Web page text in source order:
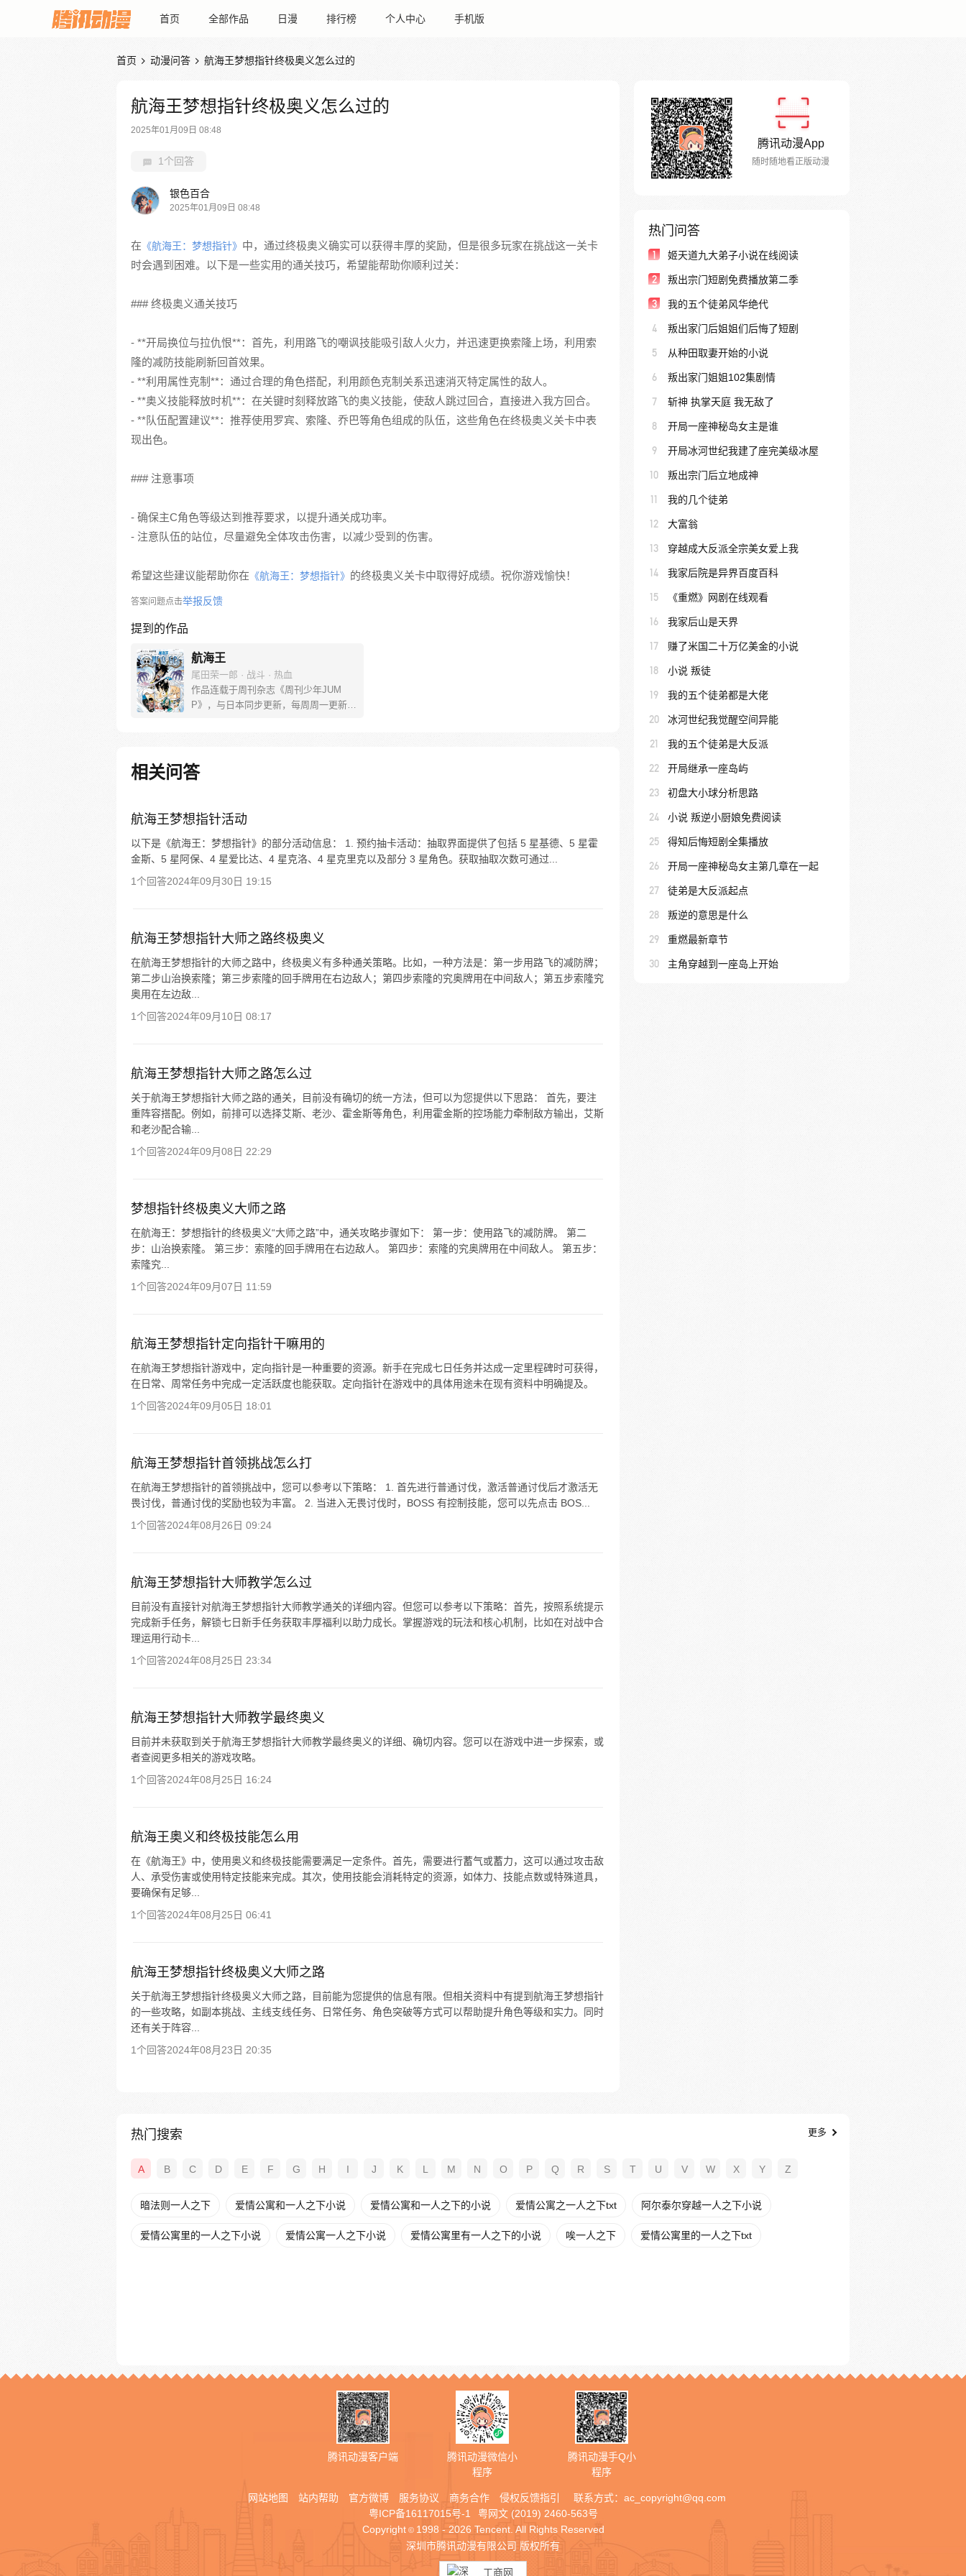
首页 全部作品 日漫 排行榜 个人中心 手机版
首页  动漫问答  航海王梦想指针终极奥义怎么过的
航海王梦想指针终极奥义怎么过的
2025年01月09日 08:48
1个回答
银色百合
2025年01月09日 08:48
在 《航海王：梦想指针》 中，通过终极奥义确实可以获得丰厚的奖励，但是很多玩家在挑战这一关卡
时会遇到困难。以下是一些实用的通关技巧，希望能帮助你顺利过关：
### 终极奥义通关技巧
- **开局换位与拉仇恨**：首先，利用路飞的嘲讽技能吸引敌人火力，并迅速更换索隆上场，利用索
隆的减防技能刷新回首效果。
- **利用属性克制**：通过合理的角色搭配，利用颜色克制关系迅速消灭特定属性的敌人。
- **奥义技能释放时机**：在关键时刻释放路飞的奥义技能，使敌人跳过回合，直接进入我方回合。
- **队伍配置建议**：推荐使用罗宾、索隆、乔巴等角色组成的队伍，这些角色在终极奥义关卡中表
现出色。
### 注意事项
- 确保主C角色等级达到推荐要求，以提升通关成功率。
- 注意队伍的站位，尽量避免全体攻击伤害，以减少受到的伤害。
希望这些建议能帮助你在 《航海王：梦想指针》 的终极奥义关卡中取得好成绩。祝你游戏愉快！
答案问题点击举报反馈
提到的作品
航海王
尾田荣一郎 · 战斗 · 热血
作品连载于周刊杂志《周刊少年JUM
P》，与日本同步更新，每周周一更新。
子无法游泳的代价。十年后，路飞为实
现与因救他而断臂的杰克斯的约定而出
的冒险旅程！
相关问答
航海王梦想指针活动
以下是《航海王：梦想指针》的部分活动信息： 1. 预约抽卡活动：抽取界面提供了包括 5 星基德、5 星霍
金斯、5 星阿保、4 星爱比达、4 星克洛、4 星克里克以及部分 3 星角色。获取抽取次数可通过...
1个回答2024年09月30日 19:15
航海王梦想指针大师之路终极奥义
在航海王梦想指针的大师之路中，终极奥义有多种通关策略。比如，一种方法是：第一步用路飞的减防牌；
第二步山治换索隆；第三步索隆的回手牌用在右边敌人；第四步索隆的究奥牌用在中间敌人；第五步索隆究
奥用在左边敌...
1个回答2024年09月10日 08:17
航海王梦想指针大师之路怎么过
关于航海王梦想指针大师之路的通关，目前没有确切的统一方法，但可以为您提供以下思路： 首先，要注
重阵容搭配。例如，前排可以选择艾斯、老沙、霍金斯等角色，利用霍金斯的控场能力牵制敌方输出，艾斯
和老沙配合输...
1个回答2024年09月08日 22:29
梦想指针终极奥义大师之路
在航海王：梦想指针的终极奥义“大师之路”中，通关攻略步骤如下： 第一步：使用路飞的减防牌。 第二
步：山治换索隆。 第三步：索隆的回手牌用在右边敌人。 第四步：索隆的究奥牌用在中间敌人。 第五步：
索隆究...
1个回答2024年09月07日 11:59
航海王梦想指针定向指针干嘛用的
在航海王梦想指针游戏中，定向指针是一种重要的资源。新手在完成七日任务并达成一定里程碑时可获得，
在日常、周常任务中完成一定活跃度也能获取。定向指针在游戏中的具体用途未在现有资料中明确提及。
1个回答2024年09月05日 18:01
航海王梦想指针首领挑战怎么打
在航海王梦想指针的首领挑战中，您可以参考以下策略： 1. 首先进行普通讨伐，激活普通讨伐后才激活无
畏讨伐，普通讨伐的奖励也较为丰富。 2. 当进入无畏讨伐时，BOSS 有控制技能，您可以先点击 BOS...
1个回答2024年08月26日 09:24
航海王梦想指针大师教学怎么过
目前没有直接针对航海王梦想指针大师教学通关的详细内容。但您可以参考以下策略：首先，按照系统提示
完成新手任务，解锁七日新手任务获取丰厚福利以助力成长。掌握游戏的玩法和核心机制，比如在对战中合
理运用行动卡...
1个回答2024年08月25日 23:34
航海王梦想指针大师教学最终奥义
目前并未获取到关于航海王梦想指针大师教学最终奥义的详细、确切内容。您可以在游戏中进一步探索，或
者查阅更多相关的游戏攻略。
1个回答2024年08月25日 16:24
航海王奥义和终极技能怎么用
在《航海王》中，使用奥义和终极技能需要满足一定条件。首先，需要进行蓄气或蓄力，这可以通过攻击敌
人、承受伤害或使用特定技能来完成。其次，使用技能会消耗特定的资源，如体力、技能点数或特殊道具，
要确保有足够...
1个回答2024年08月25日 06:41
航海王梦想指针终极奥义大师之路
关于航海王梦想指针终极奥义大师之路，目前能为您提供的信息有限。但相关资料中有提到航海王梦想指针
的一些攻略，如副本挑战、主线支线任务、日常任务、角色突破等方式可以帮助提升角色等级和实力。同时
还有关于阵容...
1个回答2024年08月23日 20:35
腾讯动漫App
随时随地看正版动漫
热门问答
1 姬天道九大弟子小说在线阅读
2 叛出宗门短剧免费播放第二季
3 我的五个徒弟风华绝代
4 叛出家门后姐姐们后悔了短剧
5 从种田取妻开始的小说
6 叛出家门姐姐102集剧情
7 斩神 执掌天庭 我无敌了
8 开局一座神秘岛女主是谁
9 开局冰河世纪我建了座完美级冰屋
10 叛出宗门后立地成神
11 我的几个徒弟
12 大富翁
13 穿越成大反派全宗美女爱上我
14 我家后院是异界百度百科
15 《重燃》网剧在线观看
16 我家后山是天界
17 赚了米国二十万亿美金的小说
18 小说 叛徒
19 我的五个徒弟都是大佬
20 冰河世纪我觉醒空间异能
21 我的五个徒弟是大反派
22 开局继承一座岛屿
23 初盘大小球分析思路
24 小说 叛逆小厨娘免费阅读
25 得知后悔短剧全集播放
26 开局一座神秘岛女主第几章在一起
27 徒弟是大反派起点
28 叛逆的意思是什么
29 重燃最新章节
30 主角穿越到一座岛上开始
热门搜索 更多
A B C D E F G H I J K L M N O P Q R S T U V W X Y Z
暗法则一人之下 爱情公寓和一人之下小说 爱情公寓和一人之下的小说 爱情公寓之一人之下txt 阿尔泰尔穿越一人之下小说
爱情公寓里的一人之下小说 爱情公寓一人之下小说 爱情公寓里有一人之下的小说 唉一人之下 爱情公寓里的一人之下txt
腾讯动漫客户端
腾讯动漫微信小
程序
腾讯动漫手Q小
程序
网站地图 站内帮助 官方微博 服务协议 商务合作 侵权反馈指引 联系方式： ac_copyright@qq.com
粤ICP备16117015号-1
粤网文 (2019) 2460-563号
Copyright © 1998 - 2026 Tencent. All Rights Reserved
深圳市腾讯动漫有限公司 版权所有
工商网